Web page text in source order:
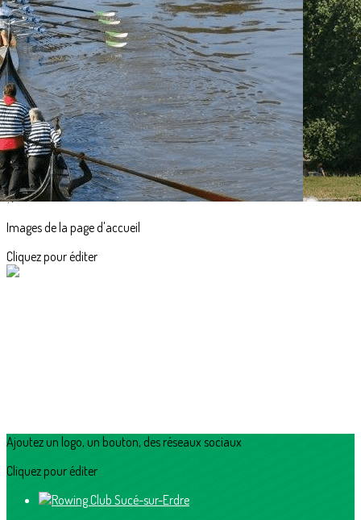
Exporter les lignes sélectionnées
Exporter toutes les colonnes
Exporter uniquement les colonnes affichées
Menu
<
>
Accueil
Actualités
L'aviron en images
?>
Images de la page d'accueil
Cliquez pour éditer
Ajoutez un logo, un bouton, des réseaux sociaux
Cliquez pour éditer